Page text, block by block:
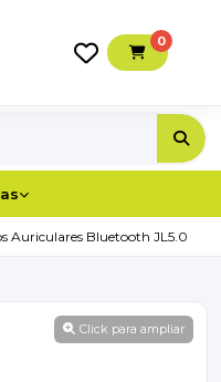
0
Auriculares Bluetooth JL5.0
Click para ampliar